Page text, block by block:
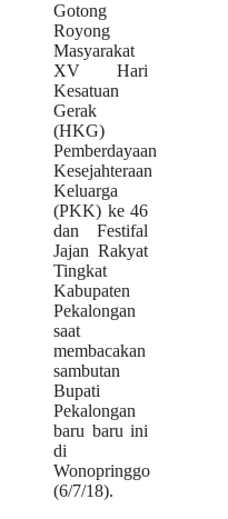
Gotong
Royong
Masyarakat
XV Hari
Kesatuan
Gerak
(HKG)
Pemberdayaan
Kesejahteraan
Keluarga
(PKK) ke 46
dan Festifal
Jajan Rakyat
Tingkat
Kabupaten
Pekalongan
saat
membacakan
sambutan
Bupati
Pekalongan
baru baru ini
di
Wonopringgo
(6/7/18).